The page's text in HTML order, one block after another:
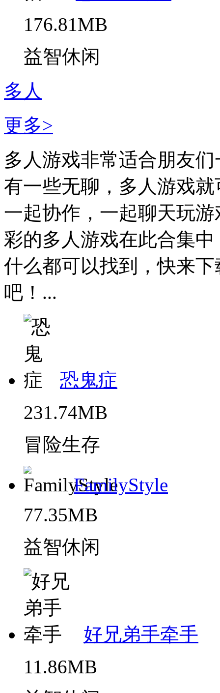
176.81MB
益智休闲
多人
更多>
多人游戏非常适合朋友
有一些无聊，多人游戏
一起协作，一起聊天玩
彩的多人游戏在此合集
什么都可以找到，快来
吧！...
恐鬼症
231.74MB
冒险生存
FamilyStyle
77.35MB
益智休闲
好兄弟手牵手
11.86MB